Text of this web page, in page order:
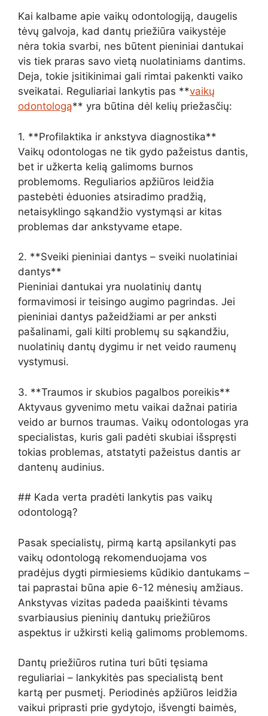
Kai kalbame apie vaikų odontologiją, daugelis
tėvų galvoja, kad dantų priežiūra vaikystėje
nėra tokia svarbi, nes būtent pieniniai dantukai
vis tiek praras savo vietą nuolatiniams dantims.
Deja, tokie įsitikinimai gali rimtai pakenkti vaiko
sveikatai. Reguliariai lankytis pas **vaikų
odontologą** yra būtina dėl kelių priežasčių:
1. **Profilaktika ir ankstyva diagnostika**
Vaikų odontologas ne tik gydo pažeistus dantis,
bet ir užkerta kelią galimoms burnos
problemoms. Reguliarios apžiūros leidžia
pastebėti ėduonies atsiradimo pradžią,
netaisyklingo sąkandžio vystymąsi ar kitas
problemas dar ankstyvame etape.
2. **Sveiki pieniniai dantys – sveiki nuolatiniai
dantys**
Pieniniai dantukai yra nuolatinių dantų
formavimosi ir teisingo augimo pagrindas. Jei
pieniniai dantys pažeidžiami ar per anksti
pašalinami, gali kilti problemų su sąkandžiu,
nuolatinių dantų dygimu ir net veido raumenų
vystymusi.
3. **Traumos ir skubios pagalbos poreikis**
Aktyvaus gyvenimo metu vaikai dažnai patiria
veido ar burnos traumas. Vaikų odontologas yra
specialistas, kuris gali padėti skubiai išspręsti
tokias problemas, atstatyti pažeistus dantis ar
dantenų audinius.
## Kada verta pradėti lankytis pas vaikų
odontologą?
Pasak specialistų, pirmą kartą apsilankyti pas
vaikų odontologą rekomenduojama vos
pradėjus dygti pirmiesiems kūdikio dantukams –
tai paprastai būna apie 6-12 mėnesių amžiaus.
Ankstyvas vizitas padeda paaiškinti tėvams
svarbiausius pieninių dantukų priežiūros
aspektus ir užkirsti kelią galimoms problemoms.
Dantų priežiūros rutina turi būti tęsiama
reguliariai – lankykitės pas specialistą bent
kartą per pusmetį. Periodinės apžiūros leidžia
vaikui priprasti prie gydytojo, išvengti baimės,